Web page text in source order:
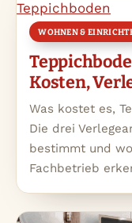
WOHNEN &
Kosten,
Was kostet es,
Die drei
bestimmt und
Fachbetrieb